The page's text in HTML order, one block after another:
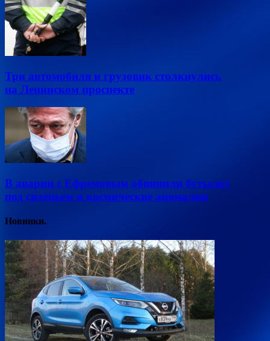
Три автомобиля и грузовик столкнулись
на Ленинском проспекте
В аварии с Ефремовым обвинили бутылку
под сиденьем и космические аномалии
Новинки.